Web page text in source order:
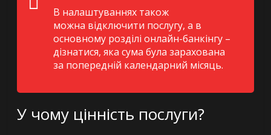
В налаштуваннях також
можна відключити послугу, а в
основному розділі онлайн-банкінгу –
дізнатися, яка сума була зарахована
за попередній календарний місяць.
У чому цінність послуги?